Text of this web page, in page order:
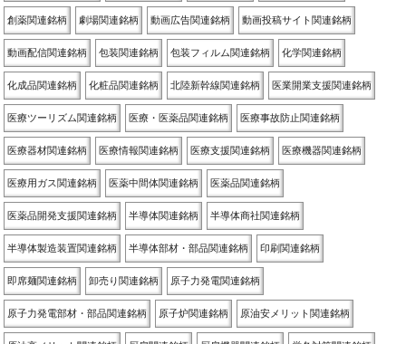
創薬関連銘柄 劇場関連銘柄 動画広告関連銘柄 動画投稿サイト関連銘柄
動画配信関連銘柄 包装関連銘柄 包装フィルム関連銘柄 化学関連銘柄
化成品関連銘柄 化粧品関連銘柄 北陸新幹線関連銘柄 医業開業支援関連銘柄
医療ツーリズム関連銘柄 医療・医薬品関連銘柄 医療事故防止関連銘柄
医療器材関連銘柄 医療情報関連銘柄 医療支援関連銘柄 医療機器関連銘柄
医療用ガス関連銘柄 医薬中間体関連銘柄 医薬品関連銘柄
医薬品開発支援関連銘柄 半導体関連銘柄 半導体商社関連銘柄
半導体製造装置関連銘柄 半導体部材・部品関連銘柄 印刷関連銘柄
即席麺関連銘柄 卸売り関連銘柄 原子力発電関連銘柄
原子力発電部材・部品関連銘柄 原子炉関連銘柄 原油安メリット関連銘柄